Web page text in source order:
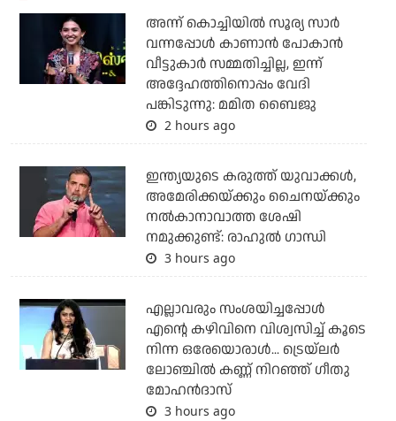
അന്ന് കൊച്ചിയില്‍ സൂര്യ സാര്‍
വന്നപ്പോള്‍ കാണാന്‍ പോകാന്‍
വീട്ടുകാര്‍ സമ്മതിച്ചില്ല, ഇന്ന്
അദ്ദേഹത്തിനൊപ്പം വേദി
പങ്കിടുന്നു: മമിത ബൈജു
2 hours ago
ഇന്ത്യയുടെ കരുത്ത് യുവാക്കള്‍,
അമേരിക്കയ്ക്കും ചൈനയ്ക്കും
നല്‍കാനാവാത്ത ശേഷി
നമുക്കുണ്ട്: രാഹുല്‍ ഗാന്ധി
3 hours ago
എല്ലാവരും സംശയിച്ചപ്പോള്‍
എന്റെ കഴിവിനെ വിശ്വസിച്ച് കൂടെ
നിന്ന ഒരേയൊരാള്‍... ട്രെയ്‌ലര്‍
ലോഞ്ചില്‍ കണ്ണ് നിറഞ്ഞ് ഗീതു
മോഹന്‍ദാസ്
3 hours ago